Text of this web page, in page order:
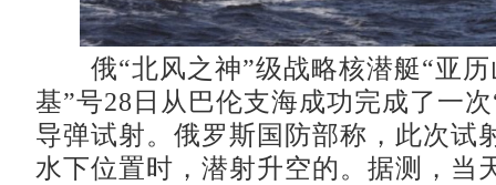
俄“北风之神”级战略核潜艇“亚历
基”号28日从巴伦支海成功完成了一
导弹试射。俄罗斯国防部称，此次试
水下位置时，潜射升空的。据测，当